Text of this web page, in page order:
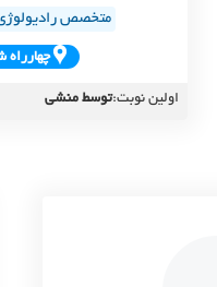
متخصص
چهارراه
اولین نوبت:توسط منشی